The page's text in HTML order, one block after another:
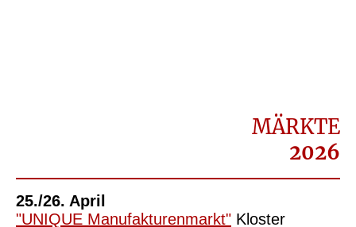
MÄRKTE
2026
25./26. April
"UNIQUE Manufakturenmarkt" Kloster